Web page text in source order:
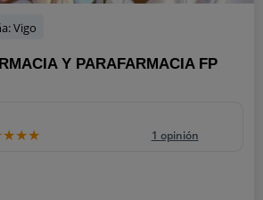
Vigo
Y PARAFARMACIA FP
1 opinión